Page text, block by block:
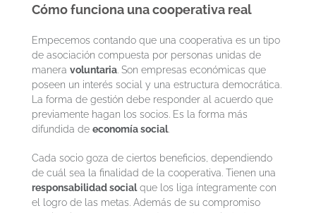
Cómo funciona una cooperativa real
Empecemos contando que una cooperativa es un tipo
de asociación compuesta por personas unidas de
manera voluntaria. Son empresas económicas que
poseen un interés social y una estructura democrática.
La forma de gestión debe responder al acuerdo que
previamente hagan los socios. Es la forma más
difundida de economía social.
Cada socio goza de ciertos beneficios, dependiendo
de cuál sea la finalidad de la cooperativa. Tienen una
responsabilidad socialque los liga íntegramente con
el logro de las metas. Además de su compromiso